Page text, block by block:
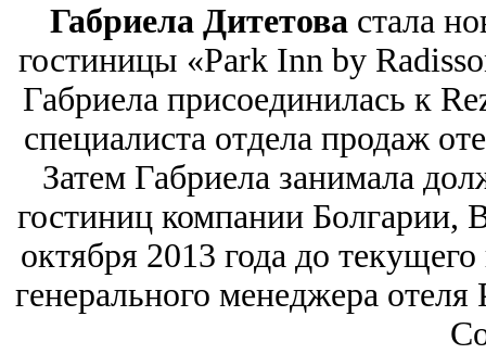
Габриела Дитетова стала
гостиницы «Park Inn by
Габриела присоединилась к
специалиста отдела продаж
Затем Габриела занимала
гостиниц компании
октября 2013 года до
генерального менеджера